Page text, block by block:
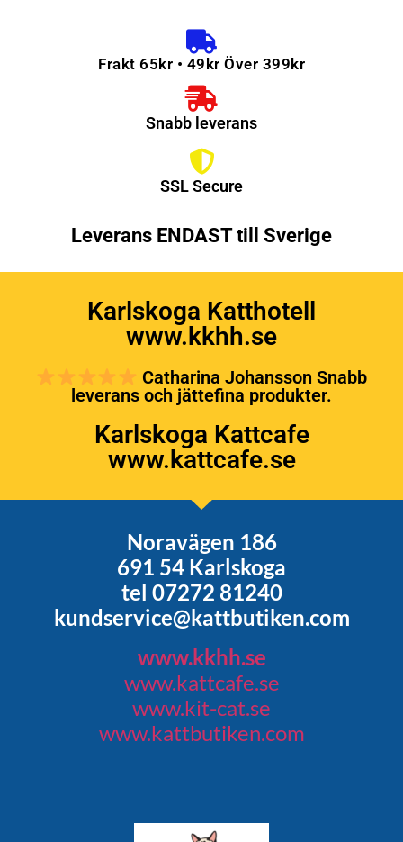
Frakt 65kr • 49kr Över 399kr
Snabb leverans
SSL Secure
Leverans ENDAST till Sverige
Karlskoga Katthotell
www.kkhh.se
Catharina Johansson Snabb
leverans och jättefina produkter.
Karlskoga Kattcafe
www.kattcafe.se
Noravägen 186
691 54 Karlskoga
tel 07272 81240
kundservice@kattbutiken.com
www.kkhh.se
www.kattcafe.se
www.kit-cat.se
www.kattbutiken.com